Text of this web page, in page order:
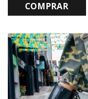
COMPRAR